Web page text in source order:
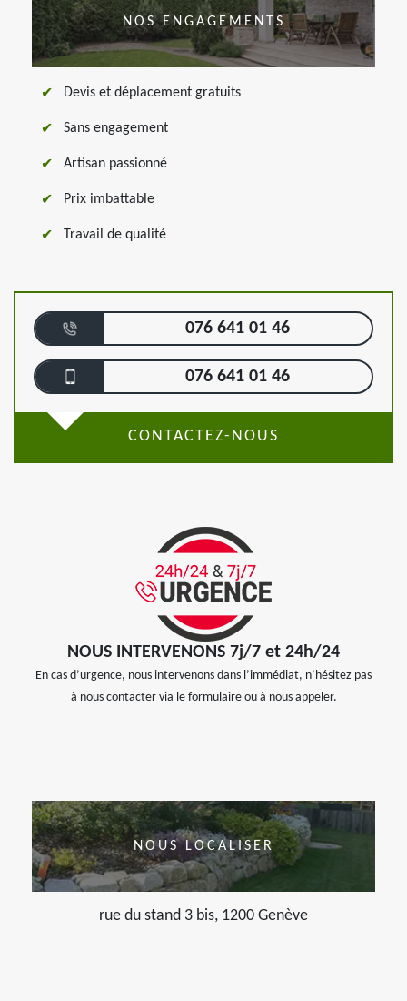
NOS ENGAGEMENTS
Devis et déplacement gratuits
Sans engagement
Artisan passionné
Prix imbattable
Travail de qualité
076 641 01 46
076 641 01 46
CONTACTEZ-NOUS
NOUS INTERVENONS 7j/7 et 24h/24
En cas d’urgence, nous intervenons dans l’immédiat, n’hésitez pas
à nous contacter via le formulaire ou à nous appeler.
NOUS LOCALISER
rue du stand 3 bis, 1200 Genève